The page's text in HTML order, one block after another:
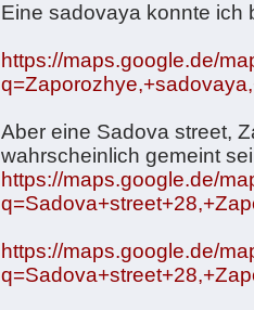
Eine sadovaya konnte ich
https://maps.google.de/
Aber eine Sadova street,
wahrscheinlich gemeint
https://maps.google.de/
https://maps.google.de/